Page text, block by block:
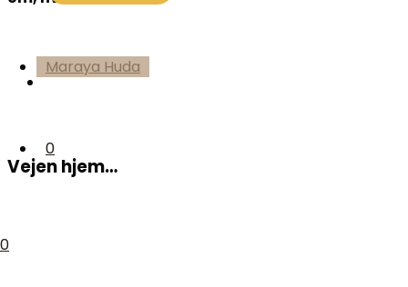
Maraya Huda
0
0
Vejen hjem…
Vejen hjem…